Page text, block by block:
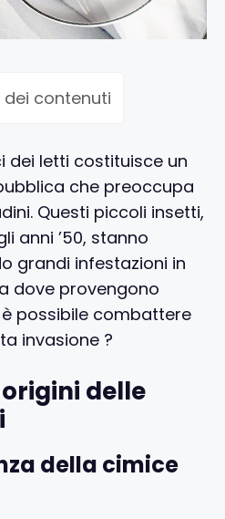
dei contenuti
dei letti costituisce un
che preoccupa
Questi piccoli insetti,
anni ’50, stanno
grandi infestazioni in
dove provengono
possibile combattere
invasione ?
delle
della cimice